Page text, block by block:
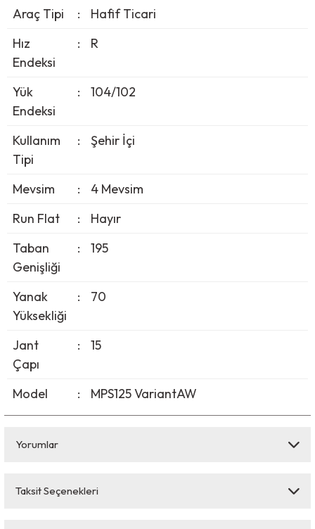
Araç Tipi
:
Hafif Ticari
Hız
Endeksi
: R
Yük
Endeksi
: 104/102
Kullanım
Tipi
: Şehir İçi
Mevsim :
4 Mevsim
Run Flat
:
Hayır
Taban
Genişliği
: 195
Yanak
Yüksekliği
: 70
Jant
Çapı
: 15
Model : MPS125 VariantAW
Yorumlar
Bu ürüne ilk yorumu siz yapın!
Taksit Seçenekleri